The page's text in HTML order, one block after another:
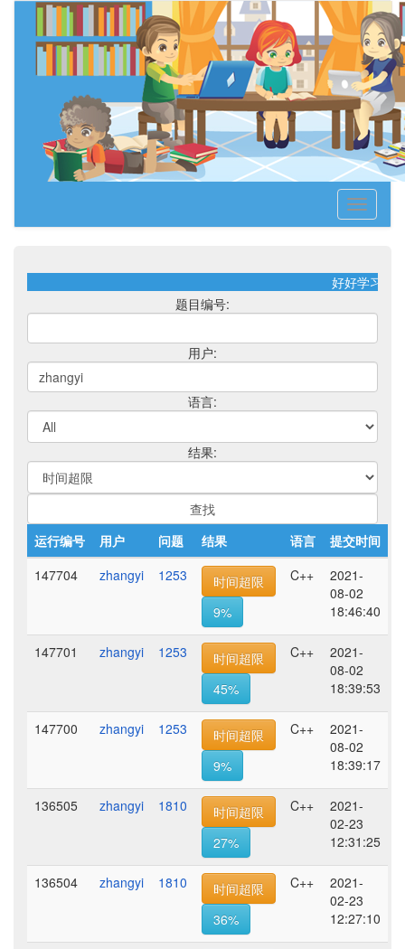
Toggle
好好学习！
题目编号:
用户:
语言:
结果:
运行编号 用户 问题 结果 语言
提交时间
147704
zhangyi 1253
时间超限
9%
C++
2021-
08-02
18:46:40
147701 zhangyi 1253
时间超限
45%
C++
2021-
08-02
18:39:53
147700 zhangyi 1253
时间超限
9%
C++
2021-
08-02
18:39:17
136505 zhangyi 1810
时间超限
27%
C++
2021-
02-23
12:31:25
136504 zhangyi 1810
时间超限
36%
C++
2021-
02-23
12:27:10